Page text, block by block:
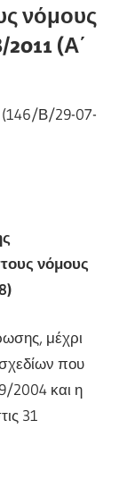
νόμους
2011 (Α΄
(146/Β/29-07-
νόμους
μέχρι
που
2004 και η
31